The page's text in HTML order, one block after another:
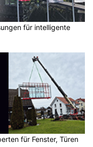
für intelligente
für Fenster, Türen